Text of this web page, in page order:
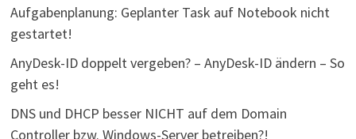
Aufgabenplanung: Geplanter Task auf Notebook nicht
gestartet!
AnyDesk-ID doppelt vergeben? – AnyDesk-ID ändern – So
geht es!
DNS und DHCP besser NICHT auf dem Domain
Controller bzw. Windows-Server betreiben?!